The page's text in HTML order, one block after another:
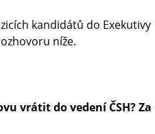
kandidátů do Exekutivy
níže.
vrátit do vedení ČSH? Za